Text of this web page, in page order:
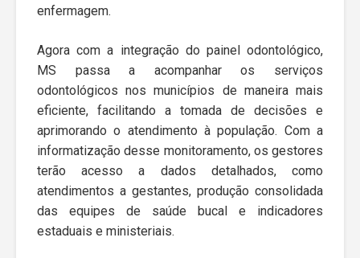
enfermagem.
Agora com a integração do painel odontológico,
MS passa a acompanhar os serviços
odontológicos nos municípios de maneira mais
eficiente, facilitando a tomada de decisões e
aprimorando o atendimento à população. Com a
informatização desse monitoramento, os gestores
terão acesso a dados detalhados, como
atendimentos a gestantes, produção consolidada
das equipes de saúde bucal e indicadores
estaduais e ministeriais.